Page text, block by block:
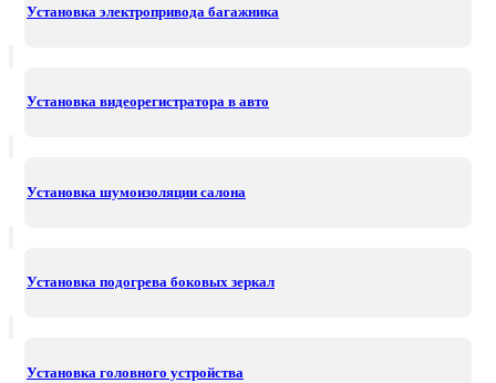
Установка электропривода багажника
Установка видеорегистратора в авто
Установка шумоизоляции салона
Установка подогрева боковых зеркал
Установка головного устройства